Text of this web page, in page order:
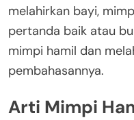
melahirkan bayi,
pertanda baik atau
mimpi hamil dan
pembahasannya.
Arti Mimpi